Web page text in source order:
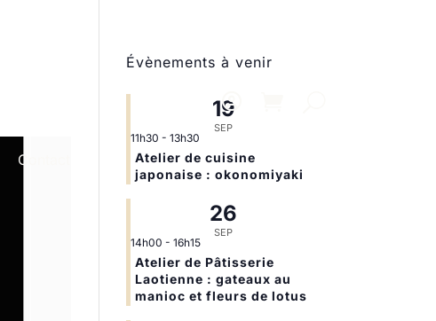
Contact
Évènements à venir
19
SEP
11h30 - 13h30
Atelier de cuisine
japonaise : okonomiyaki
26
SEP
14h00 - 16h15
Atelier de Pâtisserie
Laotienne : gateaux au
manioc et fleurs de lotus